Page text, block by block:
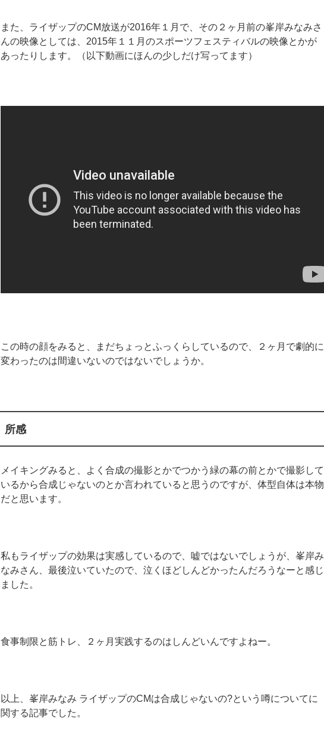
また、ライザップのCM放送が2016年１月で、その２ヶ月前の峯岸みなみさ
んの映像としては、2015年１１月のスポーツフェスティバルの映像とかが
あったりします。（以下動画にほんの少しだけ写ってます）
この時の顔をみると、まだちょっとふっくらしているので、２ヶ月で劇的に
変わったのは間違いないのではないでしょうか。
所感
メイキングみると、よく合成の撮影とかでつかう緑の幕の前とかで撮影して
いるから合成じゃないのとか言われていると思うのですが、体型自体は本物
だと思います。
私もライザップの効果は実感しているので、嘘ではないでしょうが、峯岸み
なみさん、最後泣いていたので、泣くほどしんどかったんだろうなーと感じ
ました。
食事制限と筋トレ、２ヶ月実践するのはしんどいんですよねー。
以上、峯岸みなみ ライザップのCMは合成じゃないの?という噂についてに
関する記事でした。